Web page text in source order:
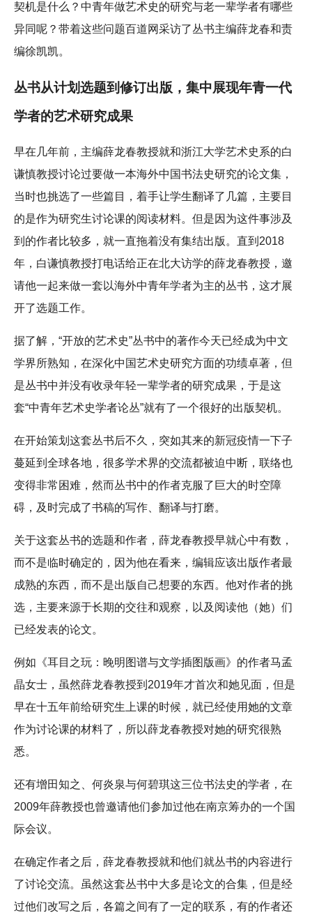
契机是什么？中青年做艺术史的研究与老一辈学者有哪些
异同呢？带着这些问题百道网采访了丛书主编薛龙春和责
编徐凯凯。
丛书从计划选题到修订出版，集中展现年青一代
学者的艺术研究成果
早在几年前，主编薛龙春教授就和浙江大学艺术史系的白
谦慎教授讨论过要做一本海外中国书法史研究的论文集，
当时也挑选了一些篇目，着手让学生翻译了几篇，主要目
的是作为研究生讨论课的阅读材料。但是因为这件事涉及
到的作者比较多，就一直拖着没有集结出版。直到2018
年，白谦慎教授打电话给正在北大访学的薛龙春教授，邀
请他一起来做一套以海外中青年学者为主的丛书，这才展
开了选题工作。
据了解，“开放的艺术史”丛书中的著作今天已经成为中文
学界所熟知，在深化中国艺术史研究方面的功绩卓著，但
是丛书中并没有收录年轻一辈学者的研究成果，于是这
套“中青年艺术史学者论丛”就有了一个很好的出版契机。
在开始策划这套丛书后不久，突如其来的新冠疫情一下子
蔓延到全球各地，很多学术界的交流都被迫中断，联络也
变得非常困难，然而丛书中的作者克服了巨大的时空障
碍，及时完成了书稿的写作、翻译与打磨。
关于这套丛书的选题和作者，薛龙春教授早就心中有数，
而不是临时确定的，因为他在看来，编辑应该出版作者最
成熟的东西，而不是出版自己想要的东西。他对作者的挑
选，主要来源于长期的交往和观察，以及阅读他（她）们
已经发表的论文。
例如《耳目之玩：晚明图谱与文学插图版画》的作者马孟
晶女士，虽然薛龙春教授到2019年才首次和她见面，但是
早在十五年前给研究生上课的时候，就已经使用她的文章
作为讨论课的材料了，所以薛龙春教授对她的研究很熟
悉。
还有增田知之、何炎泉与何碧琪这三位书法史的学者，在
2009年薛教授也曾邀请他们参加过他在南京筹办的一个国
际会议。
在确定作者之后，薛龙春教授就和他们就丛书的内容进行
了讨论交流。虽然这套丛书中大多是论文的合集，但是经
过他们改写之后，各篇之间有了一定的联系，有的作者还